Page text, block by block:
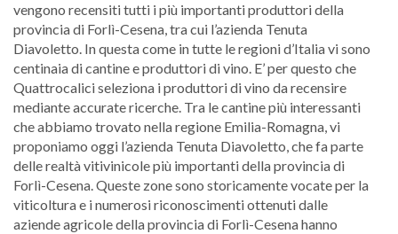
vengono recensiti tutti i più importanti produttori della
provincia di Forlì-Cesena, tra cui l’azienda Tenuta
Diavoletto. In questa come in tutte le regioni d’Italia vi sono
centinaia di cantine e produttori di vino. E’ per questo che
Quattrocalici seleziona i produttori di vino da recensire
mediante accurate ricerche. Tra le cantine più interessanti
che abbiamo trovato nella regione Emilia-Romagna, vi
proponiamo oggi l’azienda Tenuta Diavoletto, che fa parte
delle realtà vitivinicole più importanti della provincia di
Forlì-Cesena. Queste zone sono storicamente vocate per la
viticoltura e i numerosi riconoscimenti ottenuti dalle
aziende agricole della provincia di Forlì-Cesena hanno